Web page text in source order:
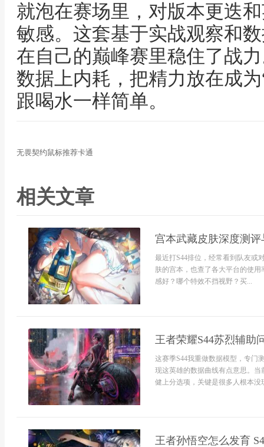
就泡在赛场里，对版本更迭
敏感。这套基于实战观察和
在自己的巅峰赛里稳住了战
数据上内耗，把精力放在成
跟喝水一样简单。
无畏契约鼠标推荐卡通
相关文章
宫本武藏皮肤深度测
最近打S44排位，经常看到队友或
肤的宫本，也查了各大平台的使
感好？哪个特效不挡视野？买...
王者荣耀S44苏烈辅助
这赛季S44我重做数据模型，专门
现这英雄的数据曲线有点意思。当
健上分选项，关键是很多人根本没
王者孙悟空怎么发育